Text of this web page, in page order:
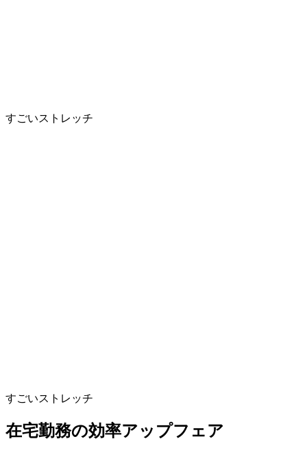
すごいストレッチ
すごいストレッチ
在宅勤務の効率アップフェア